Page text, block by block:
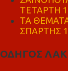
ΤΕΤΑΡΤΗ
ΤΑ
ΣΠΑΡΤΗΣ
ΟΔΗΓΟΣ